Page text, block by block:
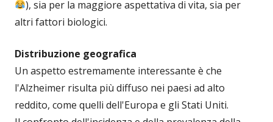
), sia per la maggiore aspettativa di vita, sia per
altri fattori biologici.
Distribuzione geografica
Un aspetto estremamente interessante è che
l'Alzheimer risulta più diffuso nei paesi ad alto
reddito, come quelli dell'Europa e gli Stati Uniti.